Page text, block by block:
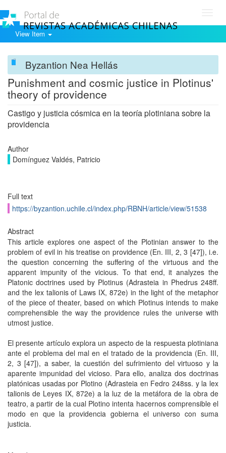
View Item
Byzantion Nea Hellás
Punishment and cosmic justice in Plotinus'
theory of providence
Castigo y justicia cósmica en la teoría plotiniana sobre la
providencia
Author
Domínguez Valdés, Patricio
Full text
https://byzantion.uchile.cl/index.php/RBNH/article/view/51538
Abstract
This article explores one aspect of the Plotinian answer to the
problem of evil in his treatise on providence (En. III, 2, 3 [47]), i.e.
the question concerning the suffering of the virtuous and the
apparent impunity of the vicious. To that end, it analyzes the
Platonic doctrines used by Plotinus (Adrasteia in Phedrus 248ff.
and the lex talionis of Laws IX, 872e) in the light of the metaphor
of the piece of theater, based on which Plotinus intends to make
comprehensible the way the providence rules the universe with
utmost justice.
El presente artículo explora un aspecto de la respuesta plotiniana
ante el problema del mal en el tratado de la providencia (En. III,
2, 3 [47]), a saber, la cuestión del sufrimiento del virtuoso y la
aparente impunidad del vicioso. Para ello, analiza dos doctrinas
platónicas usadas por Plotino (Adrasteia en Fedro 248ss. y la lex
talionis de Leyes IX, 872e) a la luz de la metáfora de la obra de
teatro, a partir de la cual Plotino intenta hacernos comprensible el
modo en que la providencia gobierna el universo con suma
justicia.